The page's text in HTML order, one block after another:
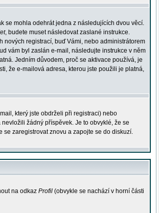
se mohla odehrát jedna z následujících dvou věcí.
, budete muset následovat zaslané instrukce.
nových registrací, buď Vámi, nebo administrátorem
vám byl zaslán e-mail, následujte instrukce v něm
Jedním důvodem, proč se aktivace používá, je
že e-mailová adresa, kterou jste použili je platná,
který jste obdrželi při registraci) nebo
žádný příspěvek. Je to obvyklé, že se
zaregistrovat znovu a zapojte se do diskuzí.
na odkaz Profil (obvykle se nachází v horní části